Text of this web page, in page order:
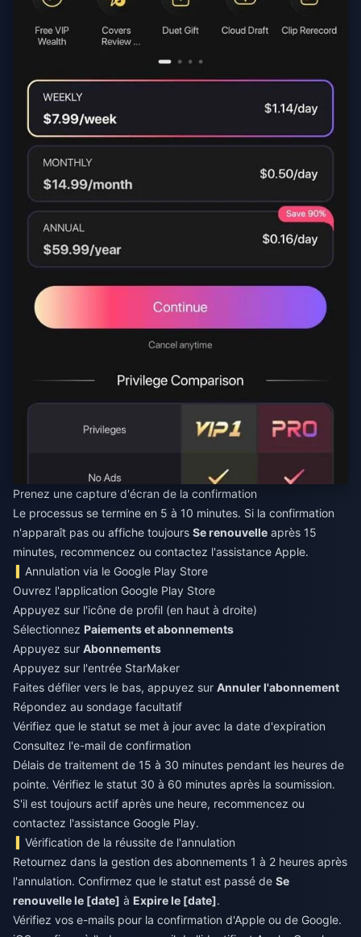
Prenez une capture d'écran de la confirmation
Le processus se termine en 5 à 10 minutes. Si la confirmation
n'apparaît pas ou affiche toujours Se renouvelle après 15
minutes, recommencez ou contactez l'assistance Apple.
Annulation via le Google Play Store
Ouvrez l'application Google Play Store
Appuyez sur l'icône de profil (en haut à droite)
Sélectionnez Paiements et abonnements
Appuyez sur Abonnements
Appuyez sur l'entrée StarMaker
Faites défiler vers le bas, appuyez sur Annuler l'abonnement
Répondez au sondage facultatif
Vérifiez que le statut se met à jour avec la date d'expiration
Consultez l'e-mail de confirmation
Délais de traitement de 15 à 30 minutes pendant les heures de
pointe. Vérifiez le statut 30 à 60 minutes après la soumission.
S'il est toujours actif après une heure, recommencez ou
contactez l'assistance Google Play.
Vérification de la réussite de l'annulation
Retournez dans la gestion des abonnements 1 à 2 heures après
l'annulation. Confirmez que le statut est passé de Se
renouvelle le [date] à Expire le [date].
Vérifiez vos e-mails pour la confirmation d'Apple ou de Google.